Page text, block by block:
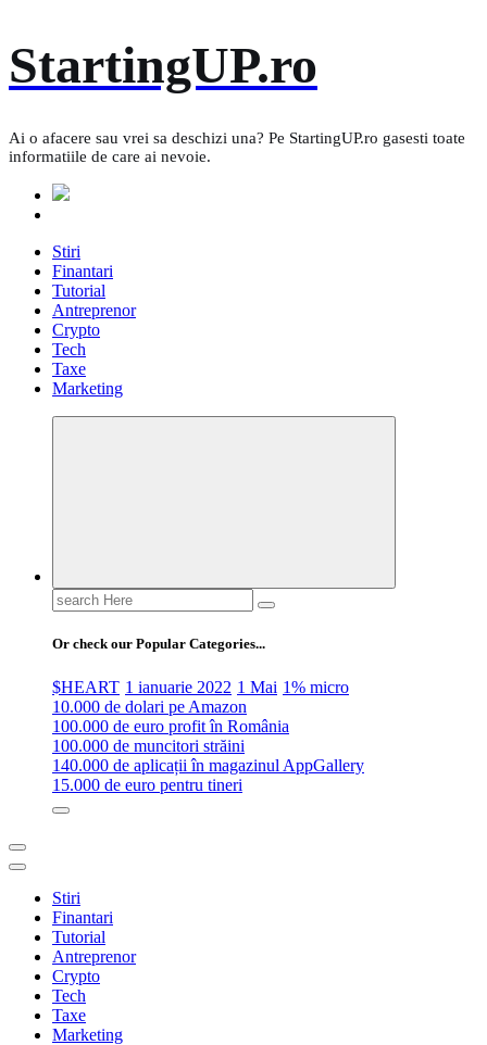
to
content
StartingUP.ro
Ai o afacere sau vrei sa deschizi una? Pe StartingUP.ro gasesti toate
informatiile de care ai nevoie.
Stiri
Finantari
Tutorial
Antreprenor
Crypto
Tech
Taxe
Marketing
Search
for:
Or check our Popular Categories...
$HEART 1 ianuarie 2022 1 Mai 1% micro
10.000 de dolari pe Amazon
100.000 de euro profit în România
100.000 de muncitori străini
140.000 de aplicații în magazinul AppGallery
15.000 de euro pentru tineri
Stiri
Finantari
Tutorial
Antreprenor
Crypto
Tech
Taxe
Marketing